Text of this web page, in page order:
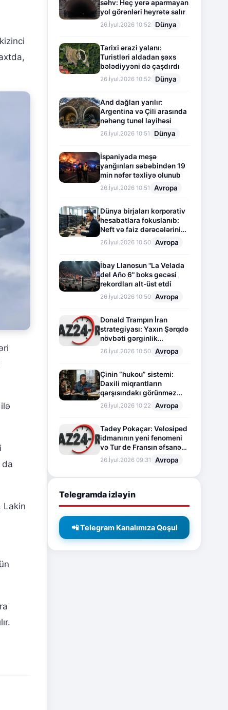
da
Lakin
səhv: Heç yerə aparmayan
yol görənləri heyrətə salır
26.İyul.2026 10:52 Dünya
Tarixi ərazi yalanı:
Turistləri aldadan şəxs
bələdiyyəni də çaşdırdı
26.İyul.2026 10:52 Dünya
And dağları yarılır:
Argentina və Çili arasında
nəhəng tunel layihəsi
26.İyul.2026 10:51 Dünya
İspaniyada meşə
yanğınları səbəbindən 19
min nəfər təxliyə olunub
26.İyul.2026 10:51 Avropa
Dünya birjaları korporativ
hesabatlara fokuslanıb:
Neft və faiz dərəcələrinin
təsiri altında cari vəziyyət
26.İyul.2026 10:50 Avropa
İbay Llanosun "La Velada
del Año 6" boks gecəsi
rekordları alt-üst etdi
26.İyul.2026 10:50 Avropa
Donald Trampın İran
strategiyası: Yaxın Şərqdə
növbəti gərginlik
mərhələsi
26.İyul.2026 10:50 Avropa
Çinin “hukou” sistemi:
Daxili miqrantların
qarşısındakı görünməz
sədd
26.İyul.2026 10:22 Avropa
Tadey Pokaçar: Velosiped
idmanının yeni fenomeni
və Tur de Fransın əfsanəvi
səhifəsi
26.İyul.2026 09:31 Avropa
Telegramda izləyin
📲 Telegram Kanalımıza Qoşul